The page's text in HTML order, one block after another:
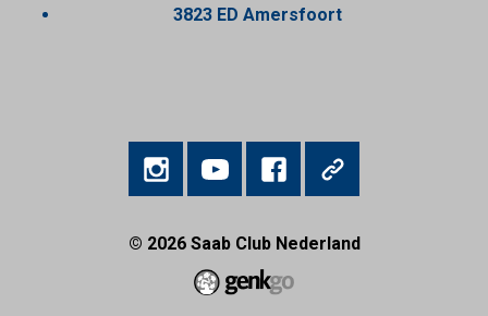
3823 ED Amersfoort
© 2026Saab Club Nederland